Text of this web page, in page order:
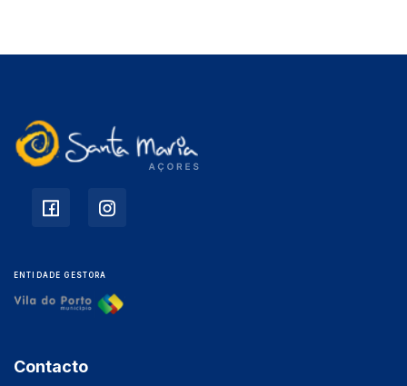
ENTIDADE GESTORA
Contacto